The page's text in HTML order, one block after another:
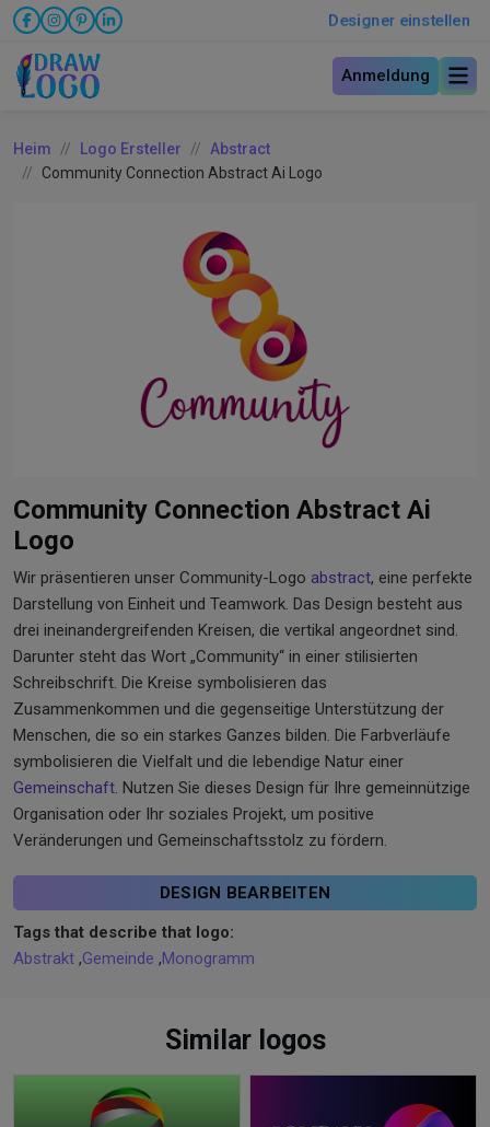
Designer einstellen
Anmeldung
Heim Logo Ersteller
Abstract
Community Connection Abstract Ai Logo
Community Connection Abstract Ai
Logo
Wir präsentieren unser Community-Logo abstract, eine perfekte
Darstellung von Einheit und Teamwork. Das Design besteht aus
drei ineinandergreifenden Kreisen, die vertikal angeordnet sind.
Darunter steht das Wort „Community“ in einer stilisierten
Schreibschrift. Die Kreise symbolisieren das
Zusammenkommen und die gegenseitige Unterstützung der
Menschen, die so ein starkes Ganzes bilden. Die Farbverläufe
symbolisieren die Vielfalt und die lebendige Natur einer
Gemeinschaft . Nutzen Sie dieses Design für Ihre gemeinnützige
Organisation oder Ihr soziales Projekt, um positive
Veränderungen und Gemeinschaftsstolz zu fördern.
DESIGN BEARBEITEN
Tags that describe that logo:
Abstrakt ,Gemeinde ,Monogramm
Similar logos